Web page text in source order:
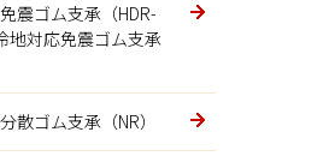
、Gフレーム、プラグ
震ゴム支承（HDR-
地対応免震ゴム支承
散ゴム支承（NR）